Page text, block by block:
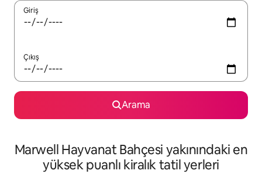
Giriş
Çıkış
Arama
Marwell Hayvanat Bahçesi yakınındaki en
yüksek puanlı kiralık tatil yerleri